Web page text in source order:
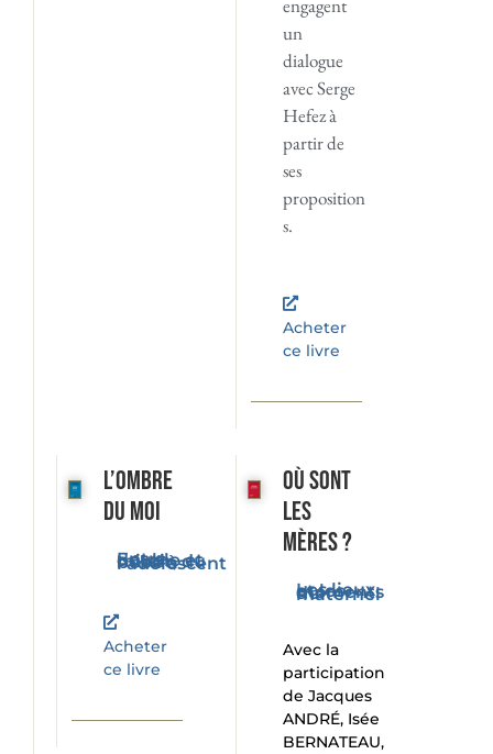
engagent
un
dialogue
avec Serge
Hefez à
partir de
ses
proposition
s.
Acheter
ce livre
L’ombre
du moi
Entre double et miroir, du bébé à l'adolescent
Acheter
ce livre
Où sont
les
mères ?
Les lieux et les moments du maternel
Avec la
participation
de Jacques
ANDRÉ, Isée
BERNATEAU,